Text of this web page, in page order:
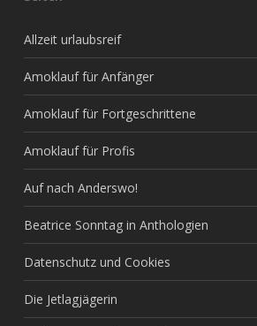
Allzeit urlaubsreif
Amoklauf für Anfänger
Amoklauf für Fortgeschrittene
Amoklauf für Profis
Auf nach Anderswo!
Beatrice Sonntag in Anthologien
Datenschutz und Cookies
Die Jetlagjägerin